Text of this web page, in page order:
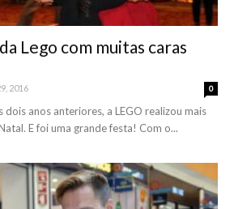
Lego com muitas caras
2016 0
anos anteriores, a LEGO realizou mais
E foi uma grande festa! Com o...